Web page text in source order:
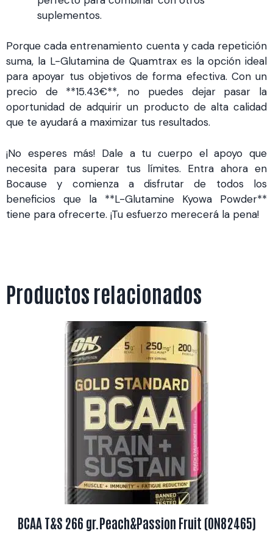
suplementos.
Porque cada entrenamiento cuenta y cada repetición
suma, la L-Glutamina de Quamtrax es la opción ideal
para apoyar tus objetivos de forma efectiva. Con un
precio de **15.43€**, no puedes dejar pasar la
oportunidad de adquirir un producto de alta calidad
que te ayudará a maximizar tus resultados.
¡No esperes más! Dale a tu cuerpo el apoyo que
necesita para superar tus límites. Entra ahora en
Bocause y comienza a disfrutar de todos los
beneficios que la **L-Glutamine Kyowa Powder**
tiene para ofrecerte. ¡Tu esfuerzo merecerá la pena!
Productos relacionados
BCAA T&S 266 gr.Peach&Passion Fruit (ON82465)